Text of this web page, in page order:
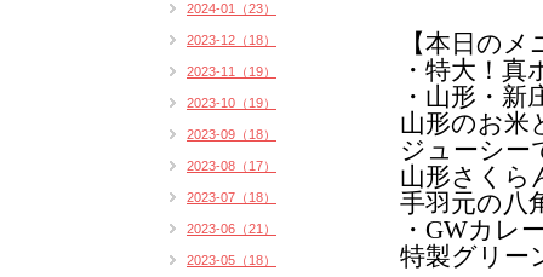
【本日のメ
・特大！
・山形・新
山形のお米
ジューシー
山形さくら
手羽元の八
・GWカレ
特製グリー
2024-01（23）
2023-12（18）
2023-11（19）
2023-10（19）
2023-09（18）
2023-08（17）
2023-07（18）
2023-06（21）
2023-05（18）